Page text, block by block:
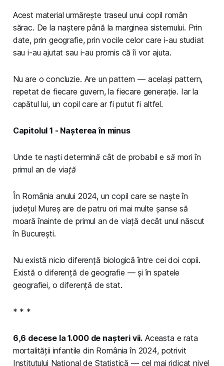
Acest material urmărește traseul unui copil român
sărac. De la naștere până la marginea sistemului. Prin
date, prin geografie, prin vocile celor care i-au studiat
sau i-au ajutat sau i-au promis că îi vor ajuta.
Nu are o concluzie. Are un pattern — același pattern,
repetat de fiecare guvern, la fiecare generație. Iar la
capătul lui, un copil care ar fi putut fi altfel.
Capitolul 1 - Nașterea în minus
Unde te naști determină cât de probabil e să mori în
primul an de viață
În România anului 2024, un copil care se naște în
județul Mureș are de patru ori mai multe șanse să
moară înainte de primul an de viață decât unul născut
în București.
Nu există nicio diferență biologică între cei doi copii.
Există o diferență de geografie — și în spatele
geografiei, o diferență de stat.
* * *
6,6 decese la 1.000 de nașteri vii. Aceasta e rata
mortalității infantile din România în 2024, potrivit
Institutului Național de Statistică — cel mai ridicat nivel